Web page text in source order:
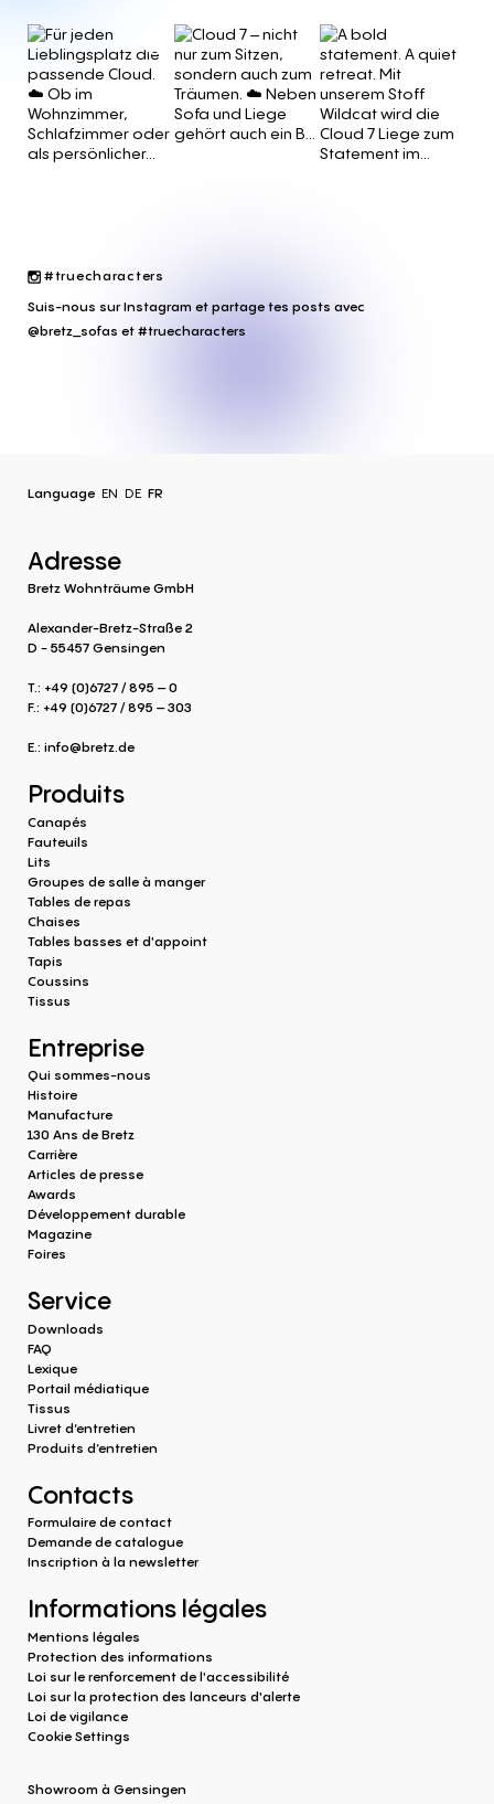
#truecharacters
Suis-nous sur Instagram et partage tes posts avec
@bretz_sofas et #truecharacters
Language EN DE FR
Adresse
Bretz Wohnträume GmbH
Alexander-Bretz-Straße 2
D - 55457 Gensingen
T.: +49 (0)6727 / 895 – 0
F.: +49 (0)6727 / 895 – 303
E.: info@bretz.de
Produits
Canapés
Fauteuils
Lits
Groupes de salle à manger
Tables de repas
Chaises
Tables basses et d'appoint
Tapis
Coussins
Tissus
Entreprise
Qui sommes-nous
Histoire
Manufacture
130 Ans de Bretz
Carrière
Articles de presse
Awards
Développement durable
Magazine
Foires
Service
Downloads
FAQ
Lexique
Portail médiatique
Tissus
Livret d’entretien
Produits d‘entretien
Contacts
Formulaire de contact
Demande de catalogue
Inscription à la newsletter
Showroom à Gensingen
Informations légales
Mentions légales
Protection des informations
Loi sur le renforcement de l'accessibilité
Loi sur la protection des lanceurs d'alerte
Loi de vigilance
Cookie Settings